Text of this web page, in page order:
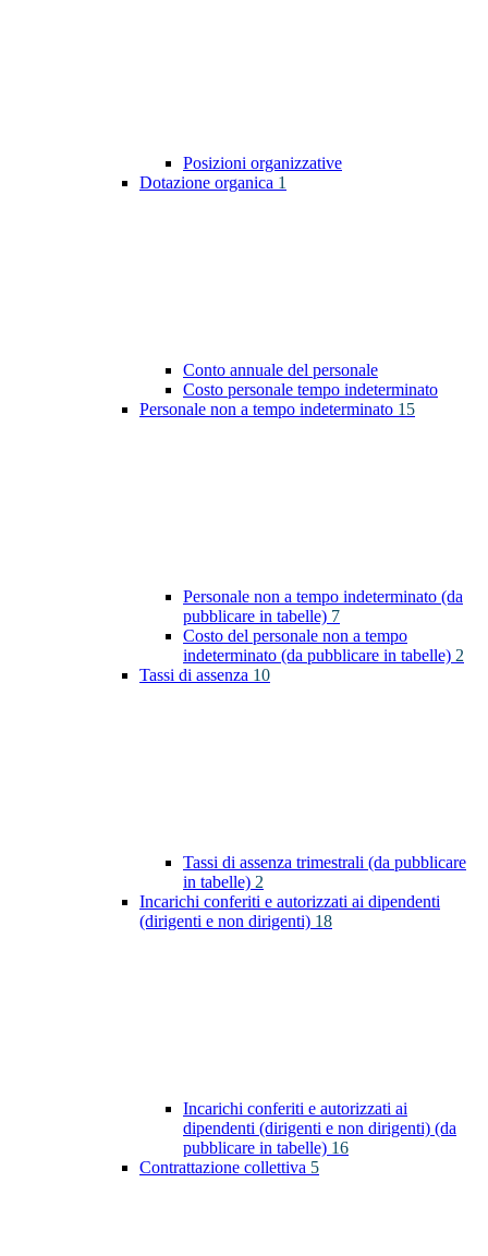
Posizioni organizzative
Dotazione organica 1
Conto annuale del personale
Costo personale tempo indeterminato
Personale non a tempo indeterminato 15
Personale non a tempo indeterminato (da
pubblicare in tabelle) 7
Costo del personale non a tempo
indeterminato (da pubblicare in tabelle) 2
Tassi di assenza 10
Tassi di assenza trimestrali (da pubblicare
in tabelle) 2
Incarichi conferiti e autorizzati ai dipendenti
(dirigenti e non dirigenti) 18
Incarichi conferiti e autorizzati ai
dipendenti (dirigenti e non dirigenti) (da
pubblicare in tabelle) 16
Contrattazione collettiva 5